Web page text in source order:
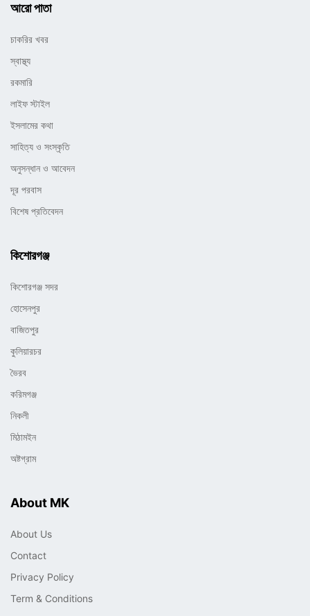
আরো পাতা
চাকরির খবর
স্বাস্থ্য
রকমারি
লাইফ স্টাইল
ইসলামের কথা
সাহিত্য ও সংস্কৃতি
অনুসন্ধান ও আবেদন
দূর পরবাস
বিশেষ প্রতিবেদন
কিশোরগঞ্জ
কিশোরগঞ্জ সদর
হোসেনপুর
বাজিতপুর
কুলিয়ারচর
ভৈরব
করিমগঞ্জ
নিকলী
মিঠামইন
অষ্টগ্রাম
About MK
About Us
Contact
Privacy Policy
Term & Conditions